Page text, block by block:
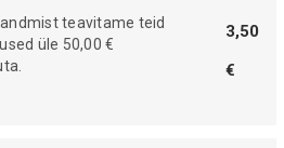
teavitame teid
üle 50,00 €
3,50
€